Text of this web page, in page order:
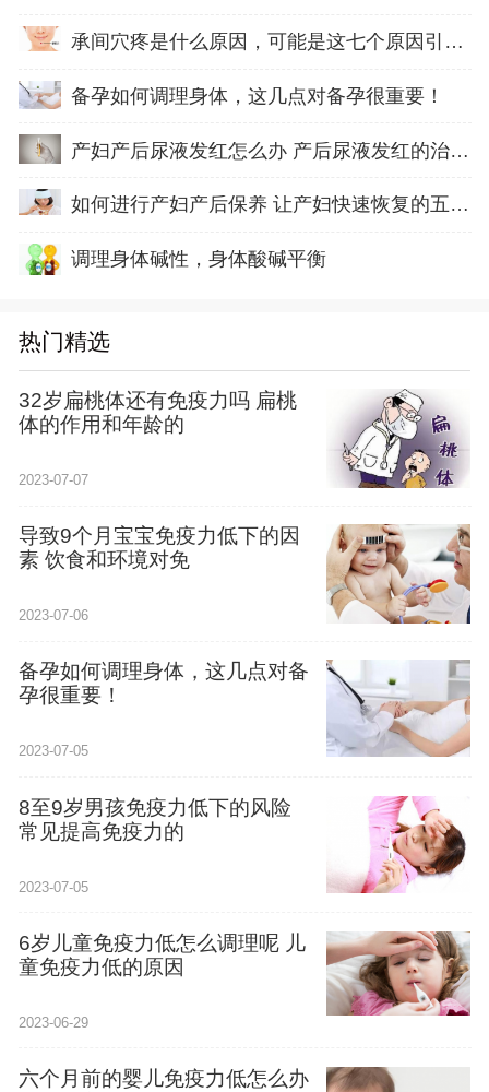
承间穴疼是什么原因，可能是这七个原因引起的
备孕如何调理身体，这几点对备孕很重要！
产妇产后尿液发红怎么办 产后尿液发红的治疗方
如何进行产妇产后保养 让产妇快速恢复的五方面
调理身体碱性，身体酸碱平衡
热门精选
32岁扁桃体还有免疫力吗 扁桃
体的作用和年龄的
2023-07-07
导致9个月宝宝免疫力低下的因
素 饮食和环境对免
2023-07-06
备孕如何调理身体，这几点对备
孕很重要！
2023-07-05
8至9岁男孩免疫力低下的风险
常见提高免疫力的
2023-07-05
6岁儿童免疫力低怎么调理呢 儿
童免疫力低的原因
2023-06-29
六个月前的婴儿免疫力低怎么办